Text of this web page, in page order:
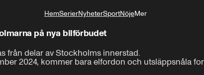
Inom drygt ett år kommer det vara förbjudet för bensin-
HemSerierNyheterSportNöjeMer
på nya bilförbudet
från delar av Stockholms innerstad.
2024, kommer bara elfordon och utsläppsnåla